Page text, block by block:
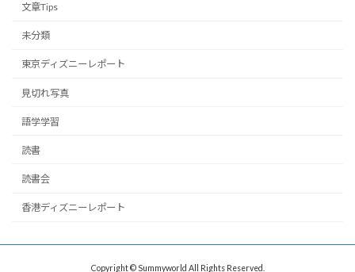
文章Tips
未分類
東京ディズニーレポート
見切れ写真
語学学習
読書
読書会
香港ディズニーレポート
Copyright © Summyworld All Rights Reserved.